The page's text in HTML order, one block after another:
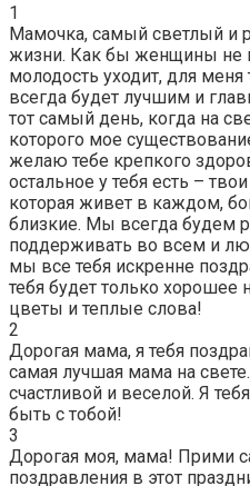
1
Мамочка, самый светлый и
жизни. Как бы женщины не
молодость уходит, для
всегда будет лучшим и
тот самый день, когда на
которого мое
желаю тебе крепкого
остальное у тебя есть –
которая живет в каждом,
близкие. Мы всегда будем
поддерживать во всем и
мы все тебя искренне
тебя будет только хорошее
цветы и теплые слова!
2
Дорогая мама, я тебя
самая лучшая мама на
счастливой и веселой. Я
быть с тобой!
3
Дорогая моя, мама! Прими
поздравления в этот